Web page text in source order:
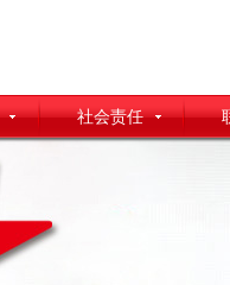
社会责任